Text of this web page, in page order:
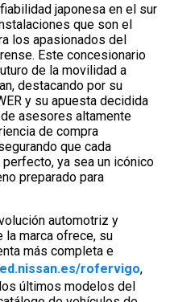
japonesa en el sur
que son el
los apasionados del
Este concesionario
de la movilidad a
destacando por su
y su apuesta decidida
asesores altamente
de compra
que cada
ya sea un icónico
preparado para
automotriz y
marca ofrece, su
más completa e
rofervigo,
últimos modelos del